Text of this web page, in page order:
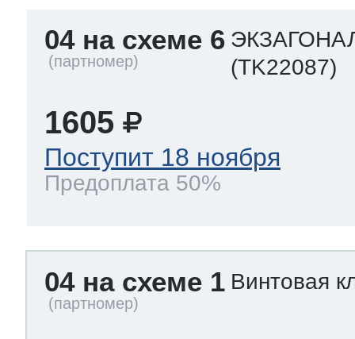
04 на схеме 6
(TK22087)
1605
Поступит 18 ноября
Предоплата 50%
04 на схеме 1 Винтовая